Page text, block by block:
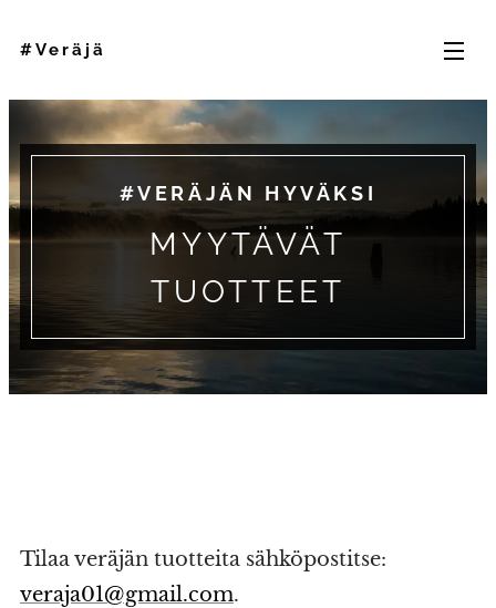
#Veräjä
#VERÄJÄN HYVÄKSI
MYYTÄVÄT
TUOTTEET
Tilaa veräjän tuotteita sähköpostitse:
veraja01@gmail.com.